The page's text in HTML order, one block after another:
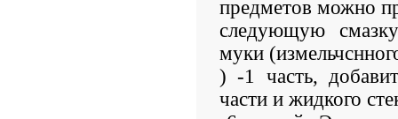
предметов можно
следующую
муки
) -1 часть,
части и жидкого